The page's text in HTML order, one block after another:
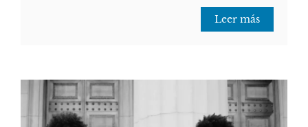
Leer más